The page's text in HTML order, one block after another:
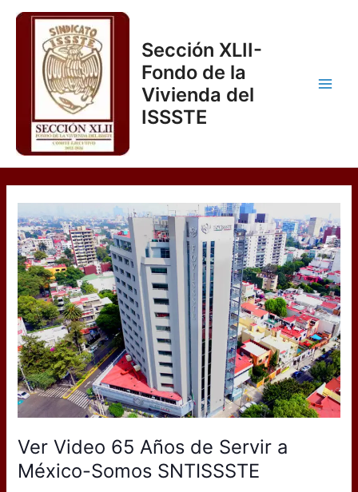
contenido
Sección XLII-
Fondo de la
Vivienda del
ISSSTE
Ver Video 65 Años de Servir a
México-Somos SNTISSSTE